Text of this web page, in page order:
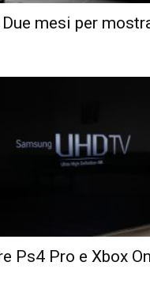
mesi per
Ps4 Pro e Xbox